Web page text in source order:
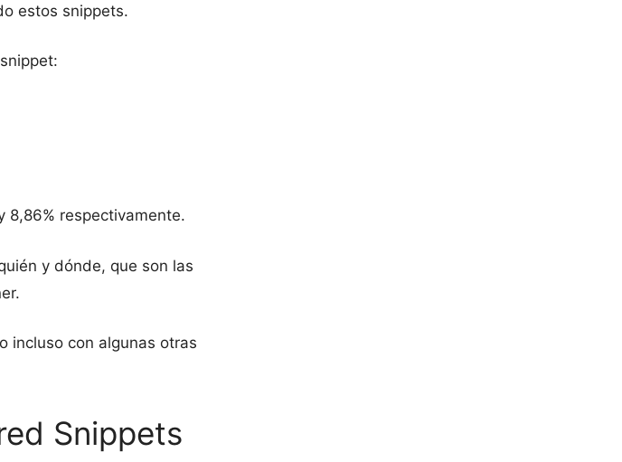
estos snippets.
8,86% respectivamente.
y dónde, que son las
incluso con algunas otras
Snippets